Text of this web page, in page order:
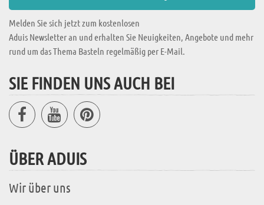
Melden Sie sich jetzt zum kostenlosen
Aduis Newsletter an und erhalten Sie Neuigkeiten, Angebote und mehr
rund um das Thema Basteln regelmäßig per E-Mail.
SIE FINDEN UNS AUCH BEI
ÜBER ADUIS
Wir über uns